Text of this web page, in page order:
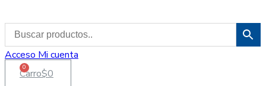
Acceso Mi cuenta
$0
0
Carro